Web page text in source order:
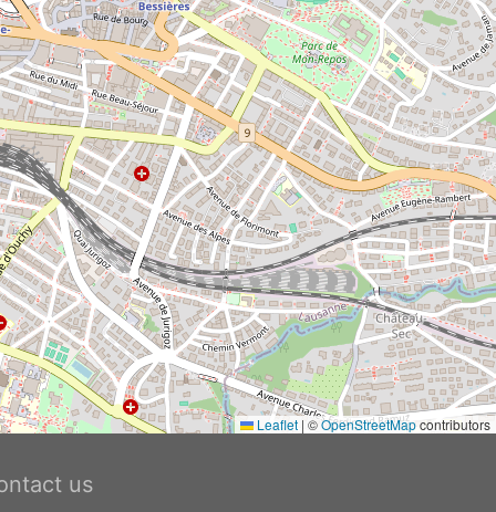
Leaflet | ©OpenStreetMapcontributors
us